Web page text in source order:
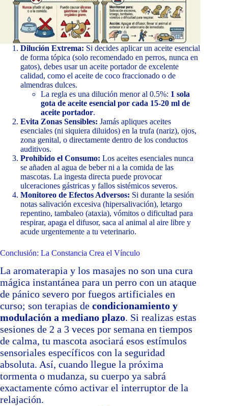
Dilución Extrema: Si decides aplicar un aceite esencial
de forma tópica (solo recomendado en perros, nunca en
gatos), debes usar un aceite portador de excelente
calidad, como el aceite de coco fraccionado o de
almendras dulces.
La regla es una dilución menor al 0.5%: 1 sola
gota de aceite esencial por cada 15-20 ml de
aceite portador.
Evita Zonas Sensibles: Jamás apliques aceites
esenciales (ni siquiera diluidos) en la trufa (nariz), ojos,
zona genital, o directamente dentro de los conductos
auditivos.
Prohibido el Consumo: Los aceites esenciales nunca
se añaden al agua de beber ni a la comida de las
mascotas. La ingesta directa puede provocar
ulceraciones gástricas y fallos sistémicos severos.
Monitoreo de Efectos Adversos: Si durante la sesión
notas salivación excesiva (hipersalivación), letargo
repentino, tambaleo (ataxia), vómitos o dificultad para
respirar, apaga el difusor, saca al animal al aire libre y
acude urgentemente a tu veterinario.
Conclusión: La Constancia Crea el Vínculo
La aromaterapia y los masajes no son una cura
mágica instantánea para un perro con un ataque
de pánico severo por fuegos artificiales en
curso; son terapias de condicionamiento y
modulación a mediano plazo. Si realizas estas
sesiones de 2 a 3 veces por semana en tiempos
de calma, tu mascota asociará esos estímulos
sensoriales específicos con la seguridad
absoluta. Así, cuando llegue la próxima
tormenta o mudanza, su cuerpo ya sabrá
exactamente cómo activar el interruptor de la
relajación.